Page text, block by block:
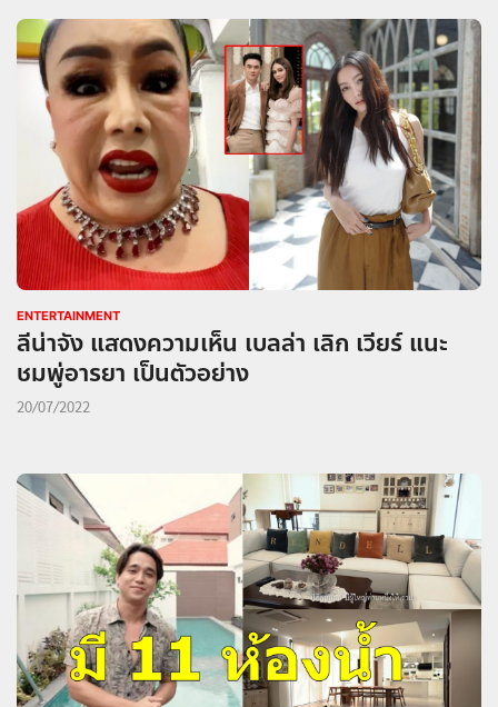
ENTERTAINMENT
ลีน่าจัง แสดงความเห็น เบลล่า เลิก เวียร์ แนะ
ชมพู่อารยา เป็นตัวอย่าง
20/07/2022